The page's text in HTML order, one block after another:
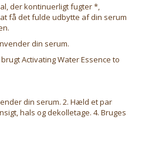
der kontinuerligt fugter *,
få det fulde udbytte af din serum
din serum.
Activating Water Essence to
din serum. 2. Hæld et par
hals og dekolletage. 4. Bruges